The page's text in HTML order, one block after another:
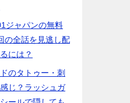
ジャパンの無料
の全話を見逃し配
には？
のタトゥー・刺
じ？ラッシュガ